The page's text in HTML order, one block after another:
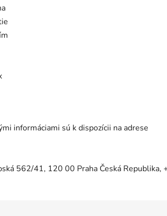
informáciami sú k dispozícii na adrese
562/41, 120 00 Praha Česká